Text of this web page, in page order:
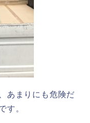
あまりにも危険だ
す。